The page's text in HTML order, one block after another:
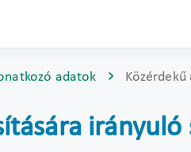
adatok
irányuló